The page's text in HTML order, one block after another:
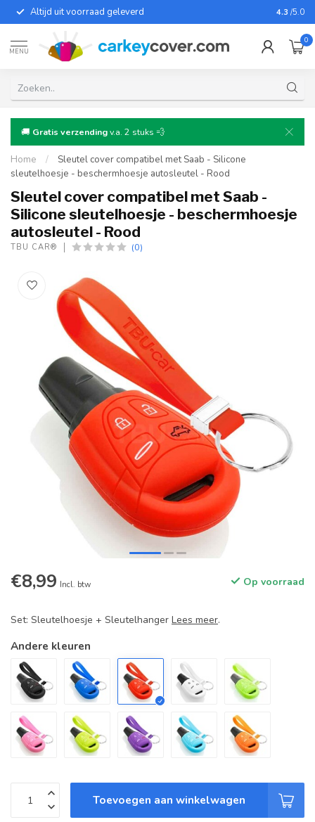
Altijd uit voorraad geleverd Voor
4.3 /5.0
MENU
0
🚚 Gratis verzendingv.a. 2 stuks 💨
Home /
Sleutel cover compatibel met Saab - Silicone
sleutelhoesje - beschermhoesje autosleutel - Rood
Sleutel cover compatibel met Saab -
Silicone sleutelhoesje - beschermhoesje
autosleutel - Rood
TBU CAR® (0)
€8,99 Incl. btw Op voorraad
Set: Sleutelhoesje + Sleutelhanger Lees meer.
Andere kleuren
Toevoegen aan winkelwagen